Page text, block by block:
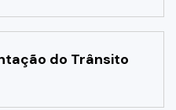
do Trânsito